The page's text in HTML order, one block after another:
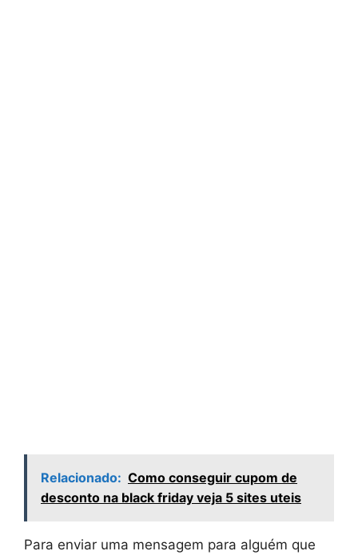
Relacionado: Como conseguir cupom de
desconto na black friday veja 5 sites uteis
Para enviar uma mensagem para alguém que